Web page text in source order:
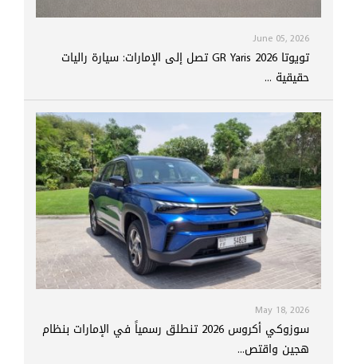
June 05, 2026
تويوتا GR Yaris 2026 تصل إلى الإمارات: سيارة راليات
حقيقية ...
May 18, 2026
سوزوكي أكروس 2026 تنطلق رسمياً في الإمارات بنظام
هجين واقتص...